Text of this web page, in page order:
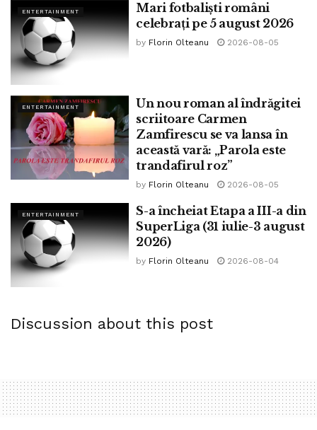
ENTERTAINMENT
Mari fotbaliști români
celebrați pe 5 august 2026
by Florin Olteanu 2026-08-05
ENTERTAINMENT
Un nou roman al îndrăgitei
scriitoare Carmen
Zamfirescu se va lansa în
această vară: „Parola este
trandafirul roz”
by Florin Olteanu 2026-08-05
ENTERTAINMENT
S-a încheiat Etapa a III-a din
SuperLiga (31 iulie-3 august
2026)
by Florin Olteanu 2026-08-04
Discussion about this post